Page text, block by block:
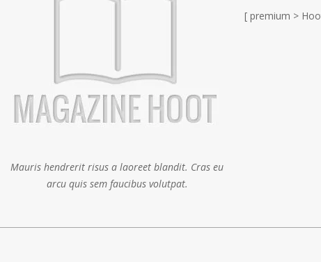
Mauris hendrerit risus a laoreet blandit. Cras eu
arcu quis sem faucibus volutpat.
[ premium >